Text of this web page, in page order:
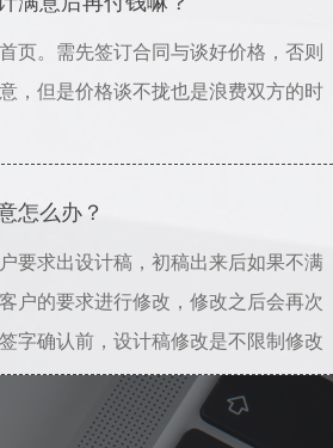
页。需先签订合同与谈好价格，否则
，但是价格谈不拢也是浪费双方的时
怎么办？
要求出设计稿，初稿出来后如果不满
户的要求进行修改，修改之后会再次
字确认前，设计稿修改是不限制修改
给到准确的修改意见，是不会存在设
。若初稿我司设计人员理解错误，相